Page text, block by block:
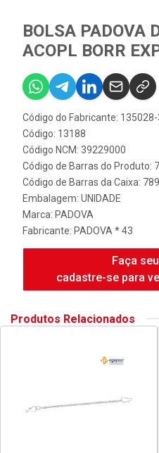
BOLSA PADOVA
ACOPL BORR
Código do Fabricante:
Código: 13188
Código NCM: 39229000
Código de Barras do Produto:
Código de Barras da Caixa:
Embalagem: UNIDADE
Marca: PADOVA
Fabricante: PADOVA * 43
Faça
cadastre-se para
Produtos Relacionados